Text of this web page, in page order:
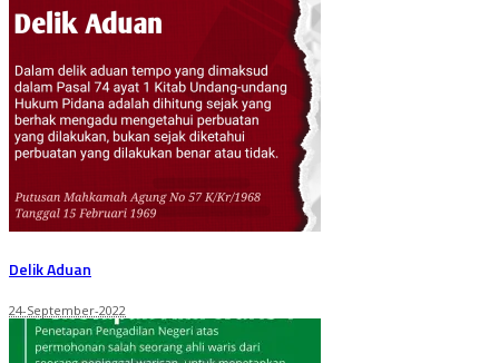
Delik Aduan
24-September-2022